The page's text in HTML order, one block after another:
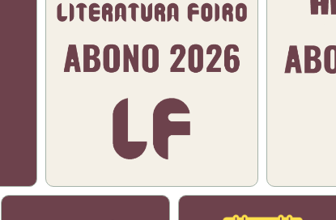
Bildo Bildo